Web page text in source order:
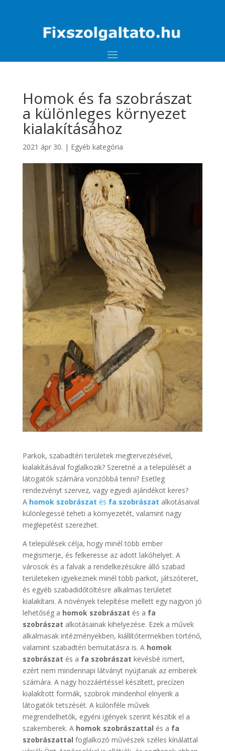
Homok és fa szobrászat
a különleges környezet
kialakításához
2021 ápr 30. | Egyéb kategória
Parkok, szabadtéri területek megtervezésével,
kialakításával foglalkozik? Szeretné a a települését a
látogatók számára vonzóbbá tenni? Esetleg
rendezvényt szervez, vagy egyedi ajándékot keres?
A homok szobrászat és fa szobrászat alkotásaival
különlegessé teheti a környezetét, valamint nagy
meglepetést szerezhet.
A települések célja, hogy minél több ember
megismerje, és felkeresse az adott lakóhelyet. A
városok és a falvak a rendelkezésükre álló szabad
területeken igyekeznek minél több parkot, játszóteret,
és egyéb szabadidőtöltésre alkalmas területet
kialakítani. A növények telepítése mellett egy nagyon jó
lehetőség a homok szobrászat és a fa
szobrászat alkotásainak kihelyezése. Ezek a művek
alkalmasak intézményekben, kiállítótermekben történő,
valamint szabadtéri bemutatásra is. A homok
szobrászat és a fa szobrászat kevésbé ismert,
ezért nem mindennapi látványt nyújtanak az emberek
számára. A nagy hozzáértéssel készített, precízen
kialakított formák, szobrok mindenhol elnyerik a
látogatók tetszését. A különféle művek
megrendelhetők, egyéni igények szerint készítik el a
szakemberek. A homok szobrászattal és a fa
szobrászattal foglalkozó művészek széles kínálattal